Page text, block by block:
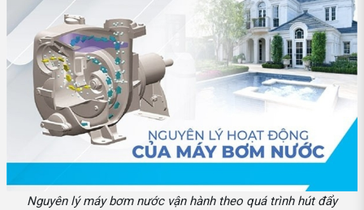
Nguyên lý máy bơm nước vận hành theo quá trình hút đẩy